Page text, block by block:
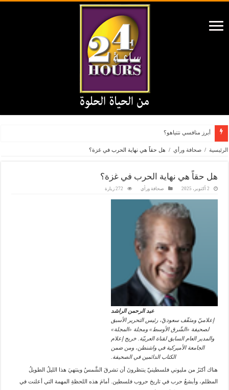
أبرز منافسي نتنياهو؟
الرئيسية / صحافة ورأي / هل حقاً هي نهاية الحرب في غزة؟
هل حقاً هي نهاية الحرب في غزة؟
2 أكتوبر، 2025 صحافة ورأي 272 زيارة
عبد الرحمن الراشد
إعلاميّ ومثقّف سعوديّ، رئيس التحرير الأسبق
لصحيفة «الشّرق الأوسط» ومجلة «المجلة»
والمدير العام السابق لقناة العربيّة. خريج إعلام
الجامعة الأميركية في واشنطن، ومن ضمن
الكتاب الدائمين في الصحيفة.
هناك أكثرُ من مليوني فلسطينيّ ينتظرونَ أن تشرقَ الشَّمسُ وينتهيَ هذا الليلُ الطويلُ
المظلم، وأبشعُ حرب في تاريخ حروب فلسطين. أمامَ هذه اللحظةِ المهمة التي أعلنت في